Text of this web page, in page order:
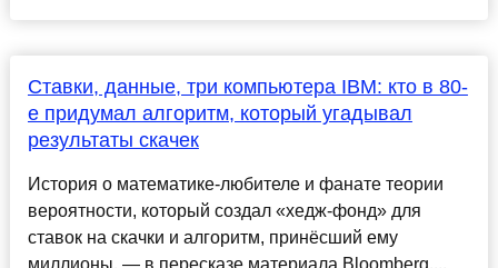
Ставки, данные, три компьютера IBM: ​кто в 80-
е придумал алгоритм, который угадывал
результаты скачек
История о математике-любителе и фанате теории
вероятности, который создал «хедж-фонд» для
ставок на скачки и алгоритм, принёсший ему